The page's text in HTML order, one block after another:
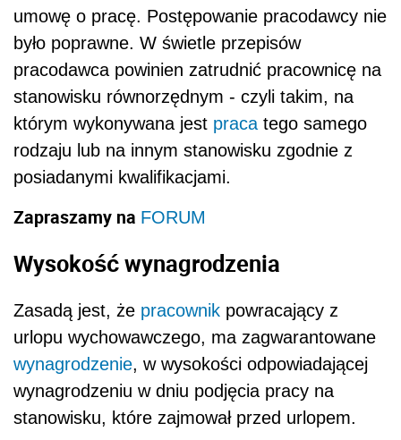
umowę o pracę. Postępowanie pracodawcy nie
było poprawne. W świetle przepisów
pracodawca powinien zatrudnić pracownicę na
stanowisku równorzędnym - czyli takim, na
którym wykonywana jest praca tego samego
rodzaju lub na innym stanowisku zgodnie z
posiadanymi kwalifikacjami.
Zapraszamy na FORUM
Wysokość wynagrodzenia
Zasadą jest, że pracownik powracający z
urlopu wychowawczego, ma zagwarantowane
wynagrodzenie, w wysokości odpowiadającej
wynagrodzeniu w dniu podjęcia pracy na
stanowisku, które zajmował przed urlopem.